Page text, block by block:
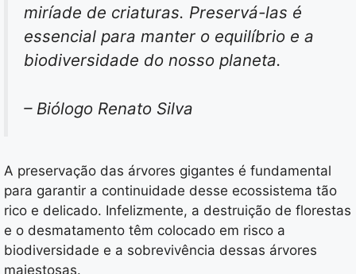
miríade de criaturas. Preservá-las é
essencial para manter o equilíbrio e a
biodiversidade do nosso planeta.
– Biólogo Renato Silva
A preservação das árvores gigantes é fundamental
para garantir a continuidade desse ecossistema tão
rico e delicado. Infelizmente, a destruição de florestas
e o desmatamento têm colocado em risco a
biodiversidade e a sobrevivência dessas árvores
majestosas.